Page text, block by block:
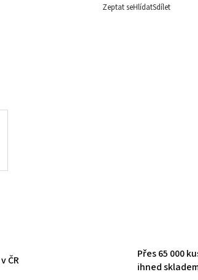
Zeptat seHlídatSdílet
ČR
Přes 65 000
ihned